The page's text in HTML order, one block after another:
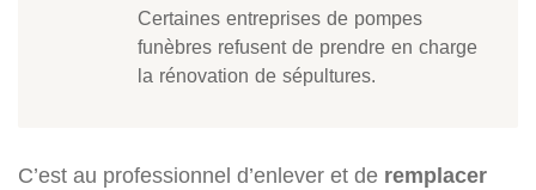
Certaines entreprises de pompes
funèbres refusent de prendre en charge
la rénovation de sépultures.
C’est au professionnel d’enlever et de remplacer